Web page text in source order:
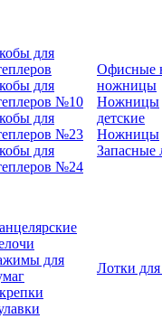
для
для
№10
для
№23
для
№24
Офисные
ножницы
Ножницы
детские
Ножницы
Запасные
для
Лотки